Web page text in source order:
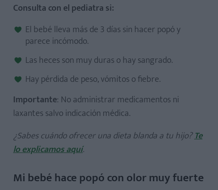
Consulta con el pediatra si:
El bebé lleva más de 3 días sin hacer popó y
parece incómodo.
Las heces son muy duras o hay sangrado.
Hay pérdida de peso, vómitos o fiebre.
Importante: No administrar medicamentos ni
laxantes salvo indicación médica.
¿Sabes cuándo ofrecer una dieta blanda a tu hijo?Te
lo explicamos aquí.
Mi bebé hace popó con olor muy fuerte